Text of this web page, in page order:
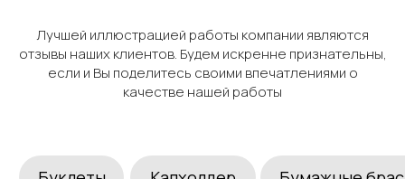
Лучшей иллюстрацией работы компании являются
отзывы наших клиентов. Будем искренне признательны,
если и Вы поделитесь своими впечатлениями о
качестве нашей работы
Буклеты Капхолдер Бумажные браслеты Визитки
Стаканчики Стикерпаки Шуберы
Тубусы